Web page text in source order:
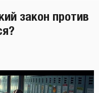
закон против